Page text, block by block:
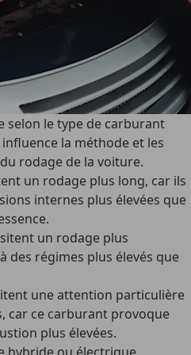
selon le type de carburant
la méthode et les
rodage de la voiture.
un rodage plus long, car ils
internes plus élevées que
un rodage plus
des régimes plus élevés que
une attention particulière
, car ce carburant provoque
plus élevées.